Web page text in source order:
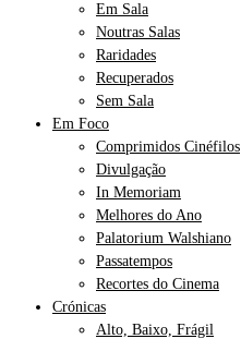
Em Sala
Noutras Salas
Raridades
Recuperados
Sem Sala
Em Foco
Comprimidos Cinéfilos
Divulgação
In Memoriam
Melhores do Ano
Palatorium Walshiano
Passatempos
Recortes do Cinema
Crónicas
Alto, Baixo, Frágil